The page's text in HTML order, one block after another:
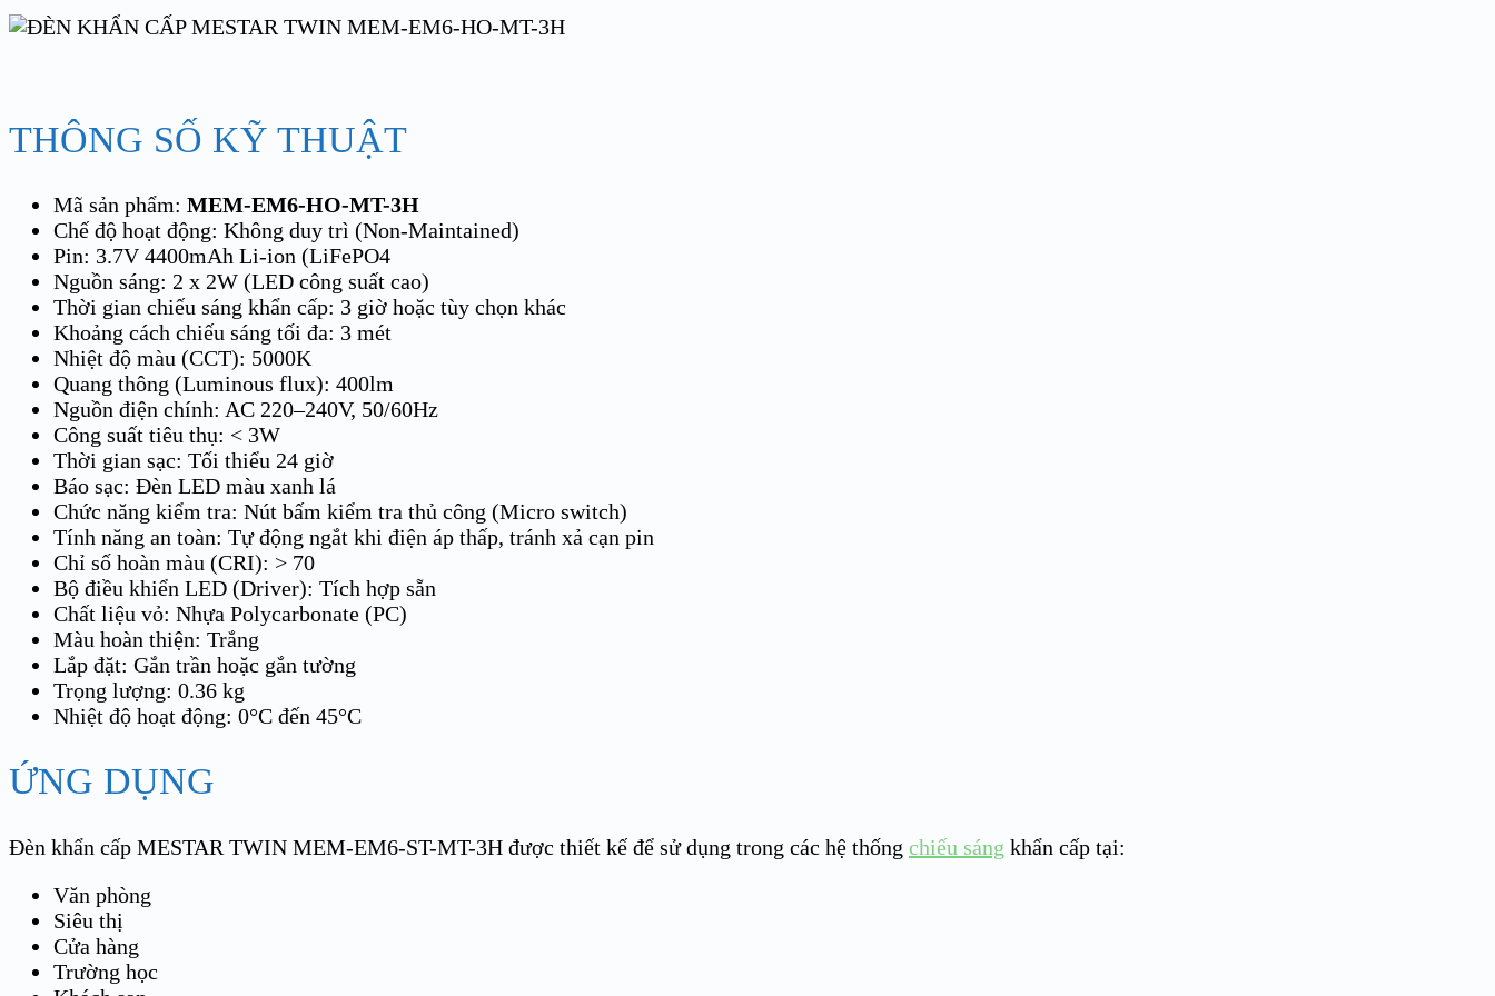
THÔNG SỐ KỸ THUẬT
Mã sản phẩm: MEM-EM6-HO-MT-3H
Chế độ hoạt động: Không duy trì (Non-Maintained)
Pin: 3.7V 4400mAh Li-ion (LiFePO4
Nguồn sáng: 2 x 2W (LED công suất cao)
Thời gian chiếu sáng khẩn cấp: 3 giờ hoặc tùy chọn khác
Khoảng cách chiếu sáng tối đa: 3 mét
Nhiệt độ màu (CCT): 5000K
Quang thông (Luminous flux): 400lm
Nguồn điện chính: AC 220–240V, 50/60Hz
Công suất tiêu thụ: < 3W
Thời gian sạc: Tối thiểu 24 giờ
Báo sạc: Đèn LED màu xanh lá
Chức năng kiểm tra: Nút bấm kiểm tra thủ công (Micro switch)
Tính năng an toàn: Tự động ngắt khi điện áp thấp, tránh xả cạn pin
Chỉ số hoàn màu (CRI): > 70
Bộ điều khiển LED (Driver): Tích hợp sẵn
Chất liệu vỏ: Nhựa Polycarbonate (PC)
Màu hoàn thiện: Trắng
Lắp đặt: Gắn trần hoặc gắn tường
Trọng lượng: 0.36 kg
Nhiệt độ hoạt động: 0°C đến 45°C
ỨNG DỤNG
Đèn khẩn cấp MESTAR TWIN MEM-EM6-ST-MT-3H được thiết kế để sử dụng trong các hệ thống chiếu sáng khẩn cấp tại:
Văn phòng
Siêu thị
Cửa hàng
Trường học